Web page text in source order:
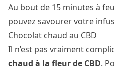
Au bout de 15 minutes à
pouvez savourer votre
Chocolat chaud au CBD
Il n’est pas vraiment
chaud à la fleur de CBD.